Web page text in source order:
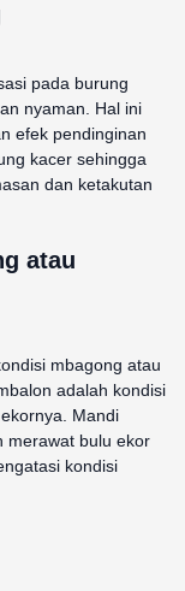
pada burung
nyaman. Hal ini
efek pendinginan
kacer sehingga
dan ketakutan
atau
mbagong atau
adalah kondisi
Mandi
merawat bulu ekor
kondisi